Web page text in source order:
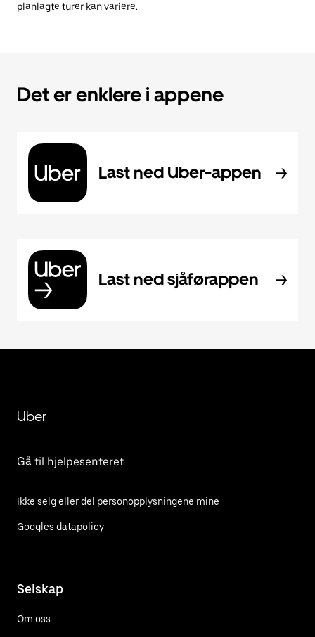
planlagte turer kan variere.
Det er enklere i appene
Last ned Uber-appen
Last ned sjåførappen
Uber
Gå til hjelpesenteret
Ikke selg eller del personopplysningene mine
Googles datapolicy
Selskap
Om oss